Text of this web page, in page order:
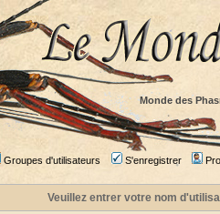
Monde des
Groupes d'utilisateurs S'enregistrer
Veuillez entrer votre nom